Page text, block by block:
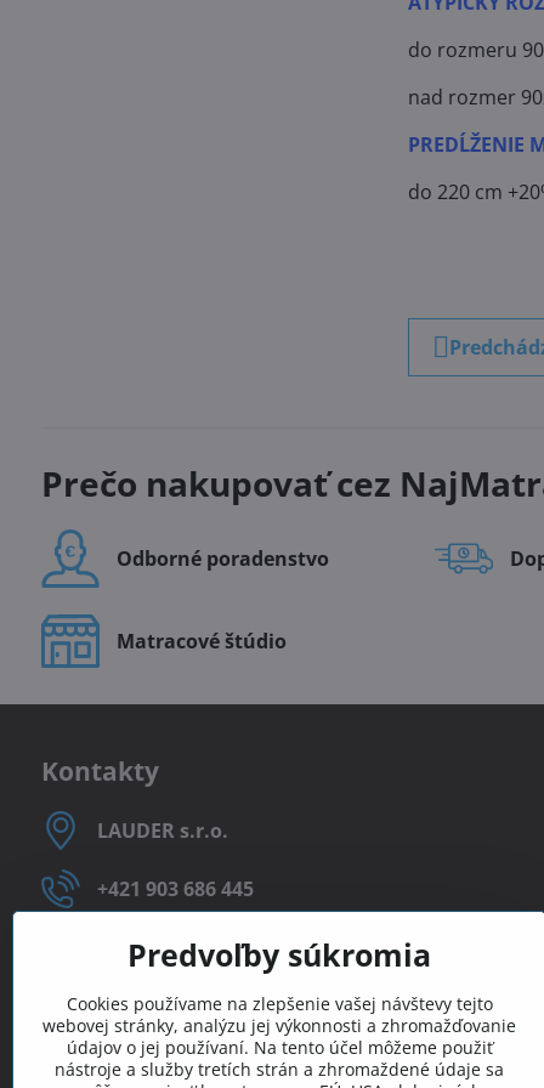
do rozmeru
nad rozmer
PREDĹŽENIE
do 220 cm
Prečo nakupovať cez
Odborné poradenstvo
Matracové štúdio
Kontakty
LAUDER s​.r​.o​.
+421 903 686 445
+421 903 225 717
Predvoľby súkromia
Cookies používame na zlepšenie vašej návštevy tejto
webovej stránky, analýzu jej výkonnosti a zhromažďovanie
údajov o jej používaní. Na tento účel môžeme použiť
nástroje a služby tretích strán a zhromaždené údaje sa